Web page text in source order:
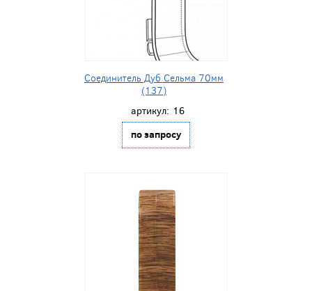
Соединитель Дуб Сельма 70мм
(137)
артикул: 16
по запросу